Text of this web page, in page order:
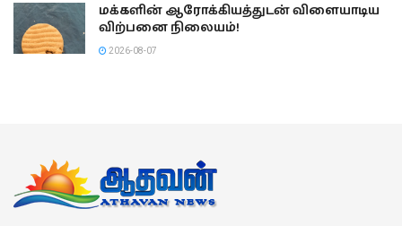
மக்களின் ஆரோக்கியத்துடன் விளையாடிய
விற்பனை நிலையம்!
2026-08-07